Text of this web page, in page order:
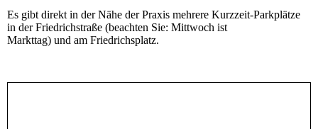
Es gibt direkt in der Nähe der Praxis mehrere Kurzzeit-Parkplätze
in der Friedrichstraße (beachten Sie: Mittwoch ist
Markttag) und am Friedrichsplatz.